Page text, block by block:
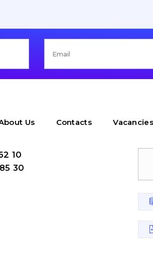
Us Contacts Vacancies
10
30